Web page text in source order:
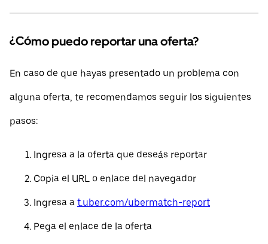
¿Cómo puedo reportar una oferta?
En caso de que hayas presentado un problema con
alguna oferta, te recomendamos seguir los siguientes
pasos:
Ingresa a la oferta que deseás reportar
Copia el URL o enlace del navegador
Ingresa a t.uber.com/ubermatch-report
Pega el enlace de la oferta